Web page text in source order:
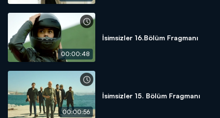
00:00:48
İsimsizler 16.Bölüm Fragmanı
00:00:56
İsimsizler 15. Bölüm Fragmanı